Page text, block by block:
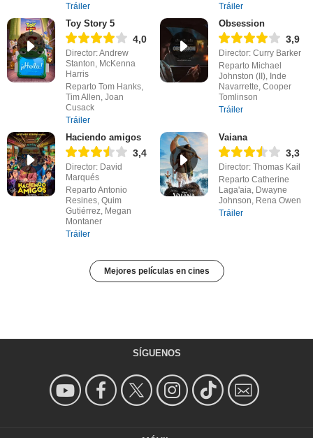
Tráiler
Tráiler
Toy Story 5
4,0
Director: Andrew
Stanton, McKenna
Harris
Reparto Tom Hanks,
Tim Allen, Joan
Cusack
Tráiler
Obsession
3,9
Director: Curry Barker
Reparto Michael
Johnston (II), Inde
Navarrette, Cooper
Tomlinson
Tráiler
Haciendo amigos
3,4
Director: David
Marqués
Reparto Antonio
Resines, Quim
Gutiérrez, Megan
Montaner
Tráiler
Vaiana
3,3
Director: Thomas Kail
Reparto Catherine
Laga'aia, Dwayne
Johnson, Rena Owen
Tráiler
Mejores películas en cines
SÍGUENOS